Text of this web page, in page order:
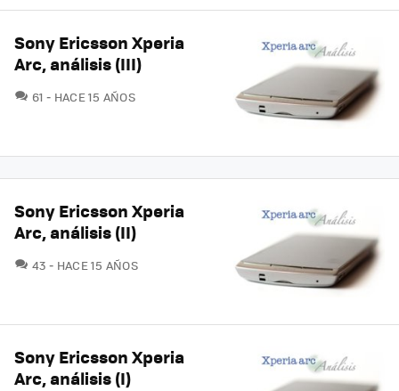
Sony Ericsson Xperia
Arc, análisis (III)
61 COMENTARIOS
HACE 15 AÑOS
Sony Ericsson Xperia
Arc, análisis (II)
43 COMENTARIOS
HACE 15 AÑOS
Sony Ericsson Xperia
Arc, análisis (I)